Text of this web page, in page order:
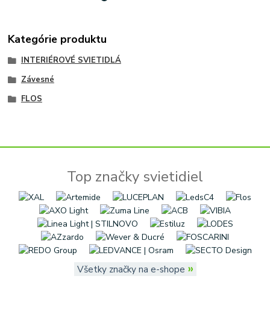
Kategórie produktu
INTERIÉROVÉ SVIETIDLÁ
Závesné
FLOS
Top značky svietidiel
Všetky značky na e-shope »